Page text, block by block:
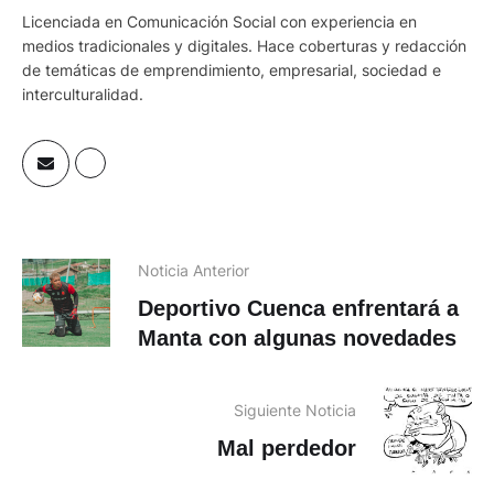
Licenciada en Comunicación Social con experiencia en
medios tradicionales y digitales. Hace coberturas y redacción
de temáticas de emprendimiento, empresarial, sociedad e
interculturalidad.
Noticia Anterior
Deportivo Cuenca enfrentará a
Manta con algunas novedades
Siguiente Noticia
Mal perdedor